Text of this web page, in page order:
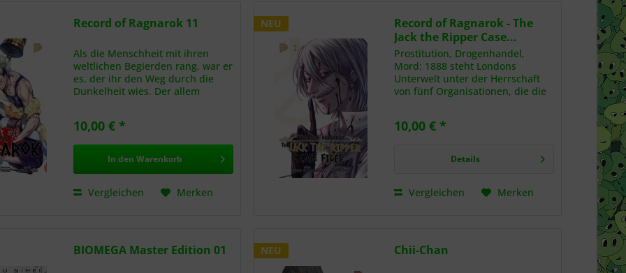
Record of Ragnarok 11
Als die Menschheit mit ihren
weltlichen Begierden rang, war er
es, der ihr den Weg durch die
Dunkelheit wies. Der allem
den Pfad beschritt, der ihn zur
10,00 € *
In den Warenkorb
Vergleichen Merken
NEU
Record of Ragnarok - The
Jack the Ripper Case...
Prostitution, Drogenhandel,
Mord: 1888 steht Londons
Unterwelt unter der Herrschaft
von fünf Organisationen, die die
mit Mother Goose eine neue
10,00 € *
Details
Vergleichen Merken
BIOMEGA Master Edition 01 NEU Chii-Chan